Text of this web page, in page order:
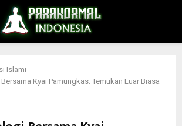
Islami
Kyai Pamungkas: Temukan Luar Biasa